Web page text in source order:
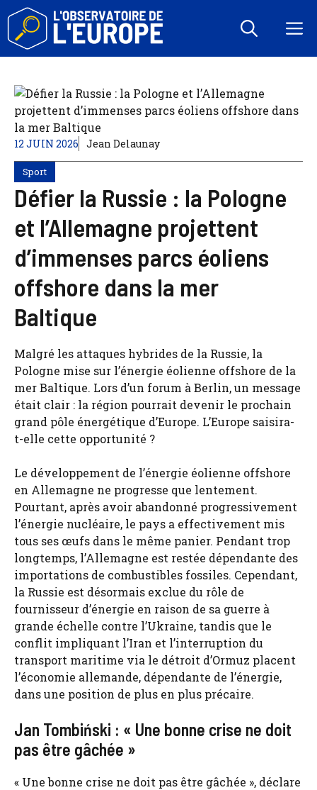
Aller
contenu
12 JUIN 2026 Jean Delaunay
Sport
Défier la Russie : la Pologne
et l’Allemagne projettent
d’immenses parcs éoliens
offshore dans la mer
Baltique
Malgré les attaques hybrides de la Russie, la
Pologne mise sur l’énergie éolienne offshore de la
mer Baltique. Lors d’un forum à Berlin, un message
était clair : la région pourrait devenir le prochain
grand pôle énergétique d’Europe. L’Europe saisira-
t-elle cette opportunité ?
Le développement de l’énergie éolienne offshore
en Allemagne ne progresse que lentement.
Pourtant, après avoir abandonné progressivement
l’énergie nucléaire, le pays a effectivement mis
tous ses œufs dans le même panier. Pendant trop
longtemps, l’Allemagne est restée dépendante des
importations de combustibles fossiles. Cependant,
la Russie est désormais exclue du rôle de
fournisseur d’énergie en raison de sa guerre à
grande échelle contre l’Ukraine, tandis que le
conflit impliquant l’Iran et l’interruption du
transport maritime via le détroit d’Ormuz placent
l’économie allemande, dépendante de l’énergie,
dans une position de plus en plus précaire.
Jan Tombiński : « Une bonne crise ne doit
pas être gâchée »
« Une bonne crise ne doit pas être gâchée », déclare